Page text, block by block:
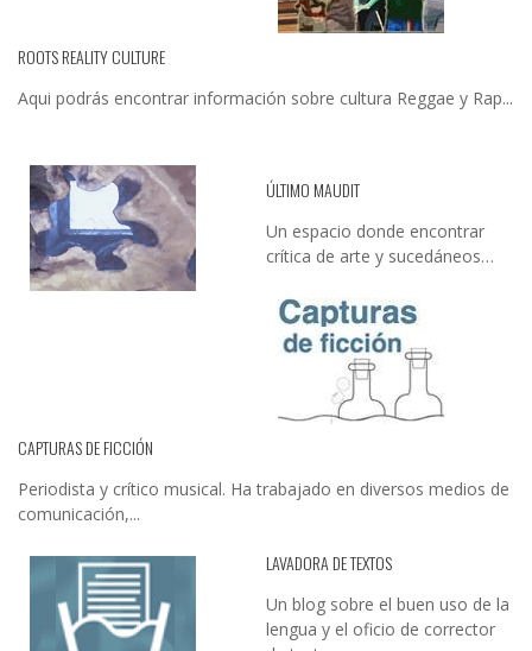
ROOTS REALITY CULTURE
Aqui podrás encontrar información sobre cultura Reggae y Rap...
ÚLTIMO MAUDIT
Un espacio donde encontrar
crítica de arte y sucedáneos…
CAPTURAS DE FICCIÓN
Periodista y crítico musical. Ha trabajado en diversos medios de
comunicación,...
LAVADORA DE TEXTOS
Un blog sobre el buen uso de la
lengua y el oficio de corrector